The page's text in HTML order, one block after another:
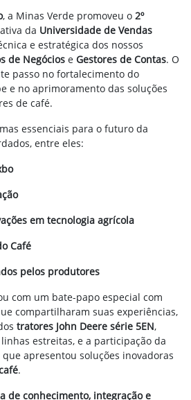
, a Minas Verde promoveu o 2º
da Universidade de Vendas
e estratégica dos nossos
de Negócios e Gestores de Contas. O
passo no fortalecimento do
e no aprimoramento das soluções
de café.
essenciais para o futuro da
entre eles:
em tecnologia agrícola
Café
pelos produtores
com um bate-papo especial com
compartilharam suas experiências,
tratores John Deere série 5EN,
estreitas, e a participação da
que apresentou soluções inovadoras
.
de conhecimento, integração e